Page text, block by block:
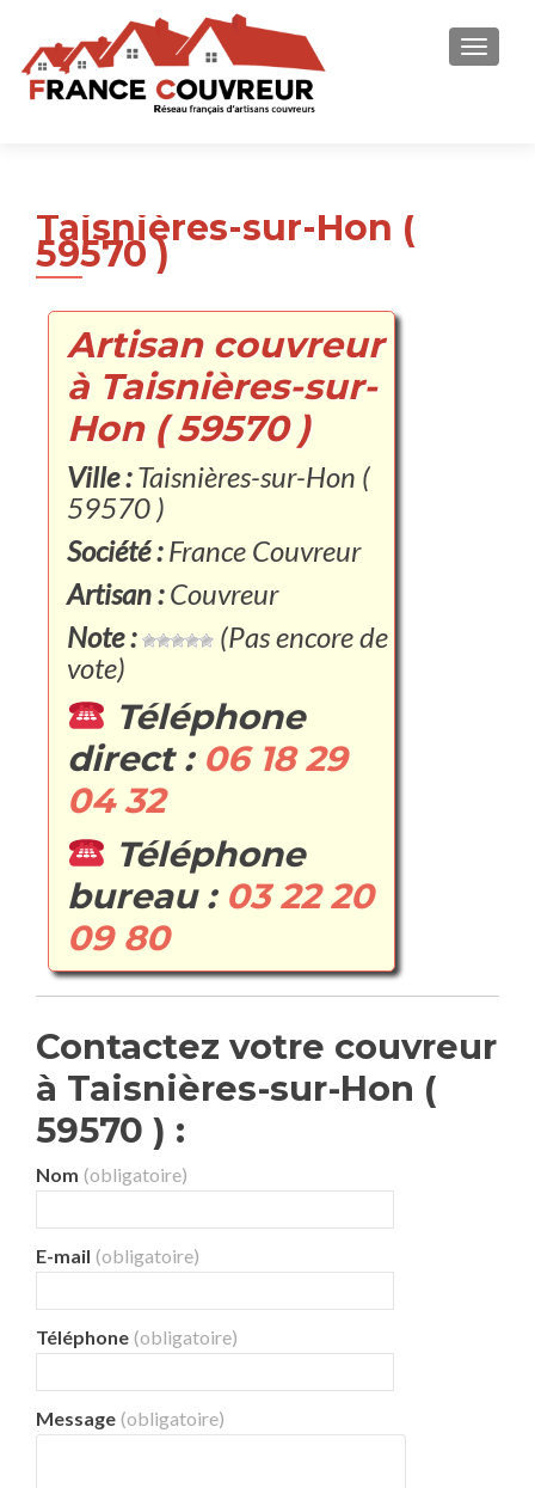
Taisnières-sur-Hon (
59570 )
Artisan couvreur
à Taisnières-sur-
Hon ( 59570 )
Ville :Taisnières-sur-Hon (
59570 )
Société :France Couvreur
Artisan :Couvreur
Note :
(Pas encore de
vote)
Téléphone
direct : 06 18 29
04 32
Téléphone
bureau : 03 22 20
09 80
Contactez votre couvreur
à Taisnières-sur-Hon (
59570 ) :
Nom (obligatoire)
E-mail (obligatoire)
Téléphone (obligatoire)
Message (obligatoire)